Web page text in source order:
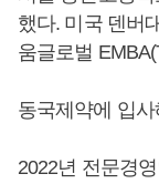
했다. 미국 덴버
움글로벌
동국제약에 입
2022년 전문경